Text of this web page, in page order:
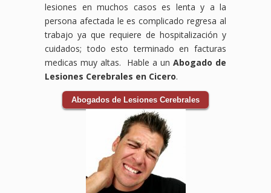
lesiones en muchos casos es lenta y a la
persona afectada le es complicado regresa al
trabajo ya que requiere de hospitalización y
cuidados; todo esto terminado en facturas
medicas muy altas. Hable a un Abogado de
Lesiones Cerebrales en Cicero.
Abogados de Lesiones Cerebrales